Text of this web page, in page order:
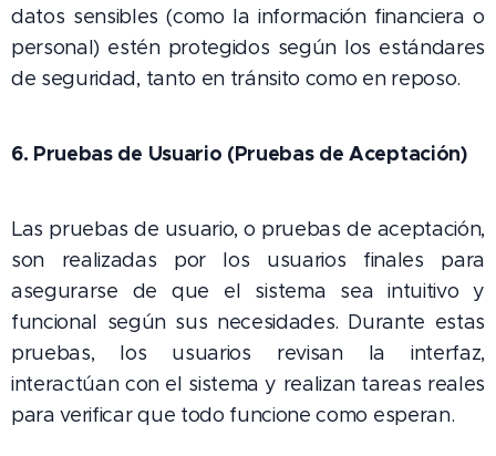
datos sensibles (como la información financiera o
personal) estén protegidos según los estándares
de seguridad, tanto en tránsito como en reposo.
6. Pruebas de Usuario (Pruebas de Aceptación)
Las pruebas de usuario, o pruebas de aceptación,
son realizadas por los usuarios finales para
asegurarse de que el sistema sea intuitivo y
funcional según sus necesidades. Durante estas
pruebas, los usuarios revisan la interfaz,
interactúan con el sistema y realizan tareas reales
para verificar que todo funcione como esperan.